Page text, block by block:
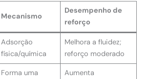
Mecanismo
Desempenho de
reforço
Adsorção
física/química
Melhora a fluidez;
reforço moderado
Forma uma
Aumenta